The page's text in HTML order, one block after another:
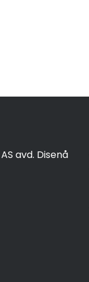
avd. Disenå